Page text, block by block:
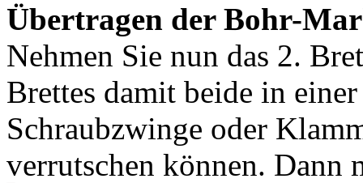
Übertragen der Bohr-
Nehmen Sie nun das 2.
Brettes damit beide in
Schraubzwinge oder
verrutschen können. Dann